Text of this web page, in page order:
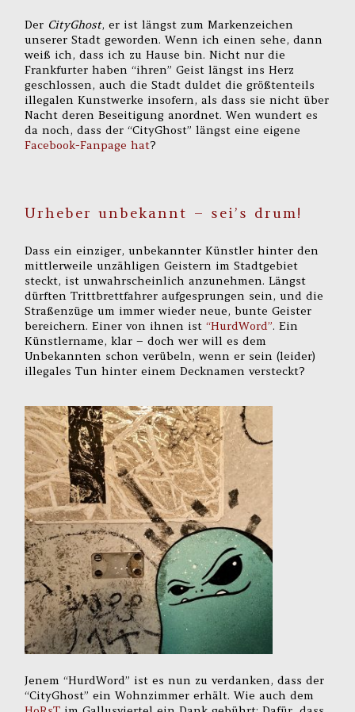
Der CityGhost, er ist längst zum Markenzeichen
unserer Stadt geworden. Wenn ich einen sehe, dann
weiß ich, dass ich zu Hause bin. Nicht nur die
Frankfurter haben “ihren” Geist längst ins Herz
geschlossen, auch die Stadt duldet die größtenteils
illegalen Kunstwerke insofern, als dass sie nicht über
Nacht deren Beseitigung anordnet. Wen wundert es
da noch, dass der “CityGhost” längst eine eigene
Facebook-Fanpage hat?
Urheber unbekannt – sei’s drum!
Dass ein einziger, unbekannter Künstler hinter den
mittlerweile unzähligen Geistern im Stadtgebiet
steckt, ist unwahrscheinlich anzunehmen. Längst
dürften Trittbrettfahrer aufgesprungen sein, und die
Straßenzüge um immer wieder neue, bunte Geister
bereichern. Einer von ihnen ist“HurdWord”. Ein
Künstlername, klar – doch wer will es dem
Unbekannten schon verübeln, wenn er sein (leider)
illegales Tun hinter einem Decknamen versteckt?
Jenem “HurdWord” ist es nun zu verdanken, dass der
“CityGhost” ein Wohnzimmer erhält. Wie auch dem